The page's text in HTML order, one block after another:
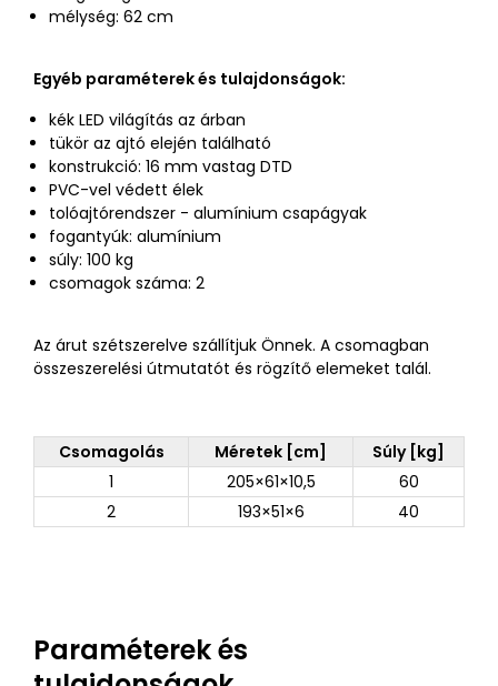
mélység: 62 cm
Egyéb paraméterek és tulajdonságok:
kék LED világítás az árban
tükör az ajtó elején található
konstrukció: 16 mm vastag DTD
PVC-vel védett élek
tolóajtórendszer - alumínium csapágyak
fogantyúk: alumínium
súly: 100 kg
csomagok száma: 2
Az árut szétszerelve szállítjuk Önnek. A csomagban
összeszerelési útmutatót és rögzítő elemeket talál.
Csomagolás Méretek [cm]
Súly [kg]
1
205×61×10,5
60
2
193×51×6 40
Paraméterek és